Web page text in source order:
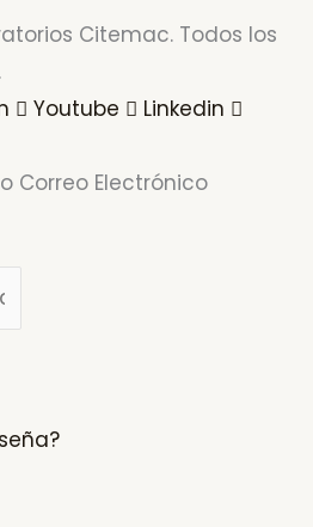
Citemac. Todos los
Youtube Linkedin
Correo Electrónico